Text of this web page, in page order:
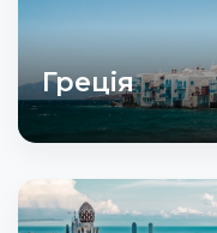
Греція